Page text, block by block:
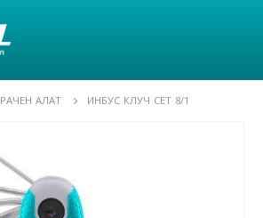
РАЧЕН АЛАТ ИНБУС КЛУЧ СЕТ 8/1